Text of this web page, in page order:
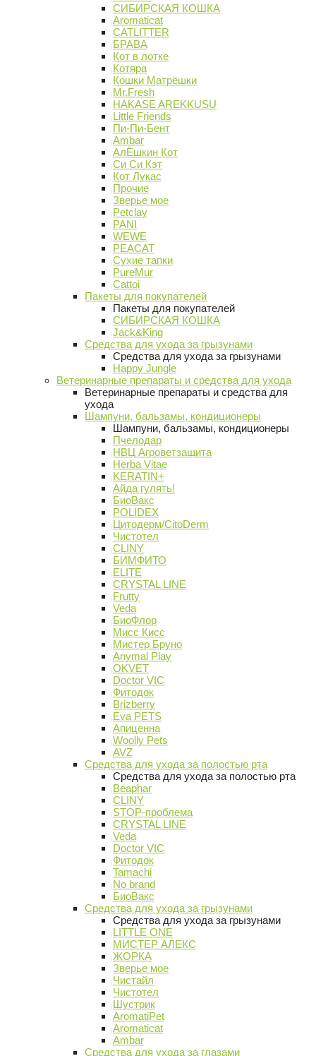
СИБИРСКАЯ КОШКА
Aromaticat
CATLITTER
БРАВА
Кот в лотке
Котяра
Кошки Матрёшки
Mr.Fresh
HAKASE AREKKUSU
Little Friends
Пи-Пи-Бент
Ambar
АлЁшкин Кот
Си Си Кэт
Кот Лукас
Прочие
Зверье мое
Petclay
PANI
WEWE
PEACAT
Сухие тапки
PureMur
Cattoi
Пакеты для покупателей
Пакеты для покупателей
СИБИРСКАЯ КОШКА
Jack&King
Средства для ухода за грызунами
Средства для ухода за грызунами
Happy Jungle
Ветеринарные препараты и средства для ухода
Ветеринарные препараты и средства для
ухода
Шампуни, бальзамы, кондиционеры
Шампуни, бальзамы, кондиционеры
Пчелодар
НВЦ Агроветзащита
Herba Vitae
KERATIN+
Айда гулять!
БиоВакс
POLIDEX
Цитодерм/CitoDerm
Чистотел
CLINY
БИМФИТО
ELITE
CRYSTAL LINE
Frutty
Veda
БиоФлор
Мисс Кисс
Мистер Бруно
Anymal Play
OKVET
Doctor VIC
Фитодок
Brizberry
Eva PETS
Апиценна
Woolly Pets
AVZ
Средства для ухода за полостью рта
Средства для ухода за полостью рта
Beaphar
CLINY
STOP-проблема
CRYSTAL LINE
Veda
Doctor VIC
Фитодок
Tamachi
No brand
БиоВакс
Средства для ухода за грызунами
Средства для ухода за грызунами
LITTLE ONE
МИСТЕР АЛЕКС
ЖОРКА
Зверье мое
Чистайл
Чистотел
Шустрик
AromatiPet
Aromaticat
Ambar
Средства для ухода за глазами